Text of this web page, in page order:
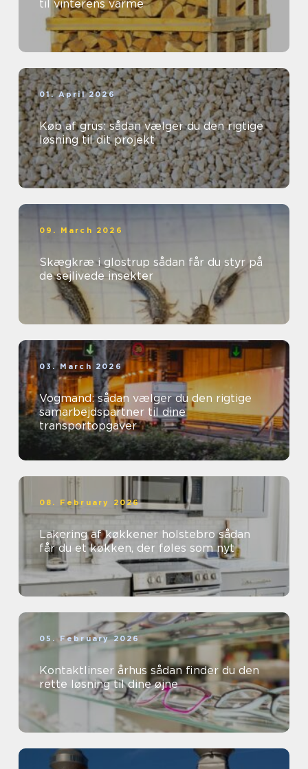
til vinterens varme
01. April 2026
Køb af grus: sådan vælger du den rigtige
løsning til dit projekt
09. March 2026
Skægkræ i glostrup sådan får du styr på
de sejlivede insekter
03. March 2026
Vogmand: sådan vælger du den rigtige
samarbejdspartner til dine
transportopgaver
08. February 2026
Lakering af køkkener holstebro sådan
får du et køkken, der føles som nyt
05. February 2026
Kontaktlinser århus sådan finder du den
rette løsning til dine øjne